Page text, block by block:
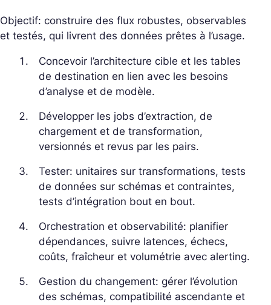
Objectif: construire des flux robustes, observables
et testés, qui livrent des données prêtes à l’usage.
Concevoir l’architecture cible et les tables
de destination en lien avec les besoins
d’analyse et de modèle.
Développer les jobs d’extraction, de
chargement et de transformation,
versionnés et revus par les pairs.
Tester: unitaires sur transformations, tests
de données sur schémas et contraintes,
tests d’intégration bout en bout.
Orchestration et observabilité: planifier
dépendances, suivre latences, échecs,
coûts, fraîcheur et volumétrie avec alerting.
Gestion du changement: gérer l’évolution
des schémas, compatibilité ascendante et